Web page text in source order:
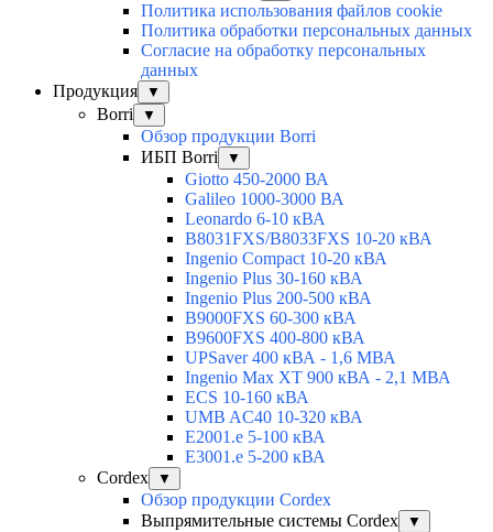
Политика использования файлов cookie
Политика обработки персональных данных
Согласие на обработку персональных
данных
Продукция
▼
Borri ▼
Обзор продукции Borri
ИБП Borri
▼
Giotto 450-2000 ВА
Galileo 1000-3000 ВА
Leonardo 6-10 кВА
B8031FXS/B8033FXS 10-20 кВА
Ingenio Compact 10-20 кВА
Ingenio Plus 30-160 кВА
Ingenio Plus 200-500 кВА
B9000FXS 60-300 кВА
B9600FXS 400-800 кВА
UPSaver 400 кВА - 1,6 МВА
Ingenio Max XT 900 кВА - 2,1 МВА
ECS 10-160 кВА
UMB AC40 10-320 кВА
E2001.e 5-100 кВА
E3001.e 5-200 кВА
Cordex
▼
Обзор продукции Cordex
Выпрямительные системы Cordex
▼